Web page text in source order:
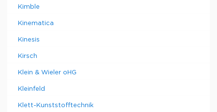
Kimble
Kinematica
Kinesis
Kirsch
Klein & Wieler oHG
Kleinfeld
Klett-Kunststofftechnik